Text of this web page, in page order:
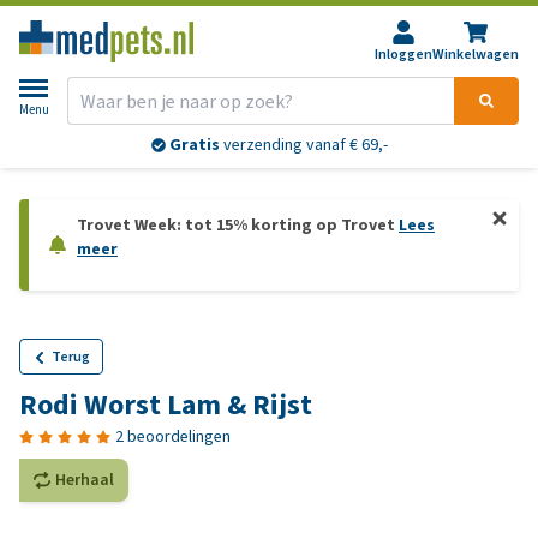
InloggenWinkelwagen
Menu
Gratis verzending vanaf € 69,-
Trovet Week: tot 15% korting op Trovet Lees
meer
Terug
Rodi Worst Lam & Rijst
2 beoordelingen
Herhaal